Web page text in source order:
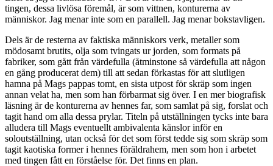
tingen, dessa livlösa föremål, är som vittnen, konturerna av
människor. Jag menar inte som en parallell. Jag menar bokstavligen.
Dels är de resterna av faktiska människors verk, metaller som
mödosamt brutits, olja som tvingats ur jorden, som formats på
fabriker, som gått från värdefulla (åtminstone så värdefulla att någon
en gång producerat dem) till att sedan förkastas för att slutligen
hamna på Mags pappas tomt, en sista utpost för skräp som ingen
annan velat ha, men som han förbarmat sig över. I en mer biografisk
läsning är de konturerna av hennes far, som samlat på sig, forslat och
tagit hand om alla dessa prylar. Titeln på utställningen tycks inte bara
alludera till Mags eventuellt ambivalenta känslor inför en
soloutställning, utan också för det som först tedde sig som skräp som
tagit kaotiska former i hennes föräldrahem, men som hon i arbetet
med tingen fått en förståelse för. Det finns en plan.